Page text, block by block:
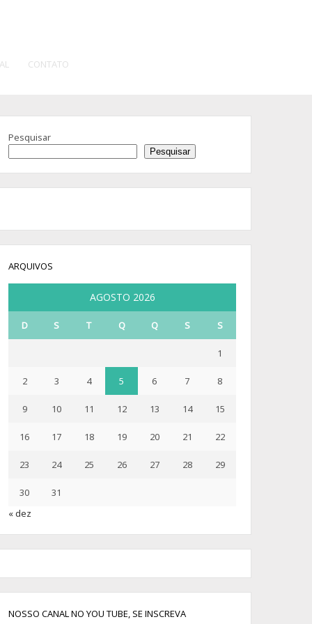
CONTATO
Pesquisar
Pesquisar
ARQUIVOS
AGOSTO 2026
D S T Q Q S S
1
2 3 4 5 6 7 8
9 10 11 12 13 14 15
16 17 18 19 20 21 22
23 24 25 26 27 28 29
30
31
« dez
NOSSO CANAL NO YOU TUBE, SE INSCREVA